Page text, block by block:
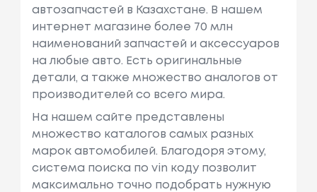
автозапчастей в Казахстане. В нашем
интернет магазине более 70 млн
наименований запчастей и аксессуаров
на любые авто. Есть оригинальные
детали, а также множество аналогов от
производителей со всего мира.
На нашем сайте представлены
множество каталогов самых разных
марок автомобилей. Благодоря этому,
система поиска по vin коду позволит
максимально точно подобрать нужную